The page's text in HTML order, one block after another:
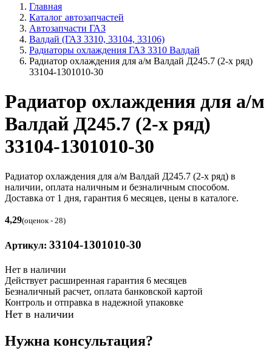
Главная
Каталог автозапчастей
Автозапчасти ГАЗ
Валдай (ГАЗ 3310, 33104, 33106)
Радиаторы охлаждения ГАЗ 3310 Валдай
Радиатор охлаждения для а/м Валдай Д245.7 (2-х ряд)
33104-1301010-30
Радиатор охлаждения для а/м
Валдай Д245.7 (2-х ряд)
33104-1301010-30
Радиатор охлаждения для а/м Валдай Д245.7 (2-х ряд) в
наличии, оплата наличным и безналичным способом.
Доставка от 1 дня, гарантия 6 месяцев, цены в каталоге.
4,29(оценок - 28)
Артикул: 33104-1301010-30
Нет в наличии
Действует расширенная гарантия 6 месяцев
Безналичный расчет, оплата банковской картой
Контроль и отправка в надежной упаковке
Нет в наличии
Нужна консультация?